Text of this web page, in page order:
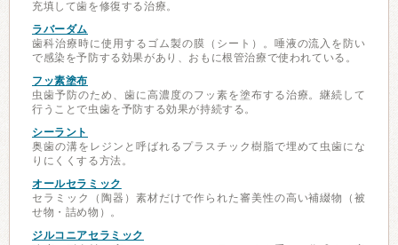
充填して歯を修復する治療。
ラバーダム
歯科治療時に使用するゴム製の膜（シート）。唾液の流入を防い
で感染を予防する効果があり、おもに根管治療で使われている。
フッ素塗布
虫歯予防のため、歯に高濃度のフッ素を塗布する治療。継続して
行うことで虫歯を予防する効果が持続する。
シーラント
奥歯の溝をレジンと呼ばれるプラスチック樹脂で埋めて虫歯にな
りにくくする方法。
オールセラミック
セラミック（陶器）素材だけで作られた審美性の高い補綴物（被
せ物・詰め物）。
ジルコニアセラミック